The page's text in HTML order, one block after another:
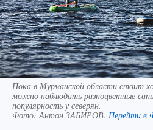
Пока в Мурманской области стоит
можно наблюдать разноцветные
популярность у северян.
Фото:Антон ЗАБИРОВ. Перейти в